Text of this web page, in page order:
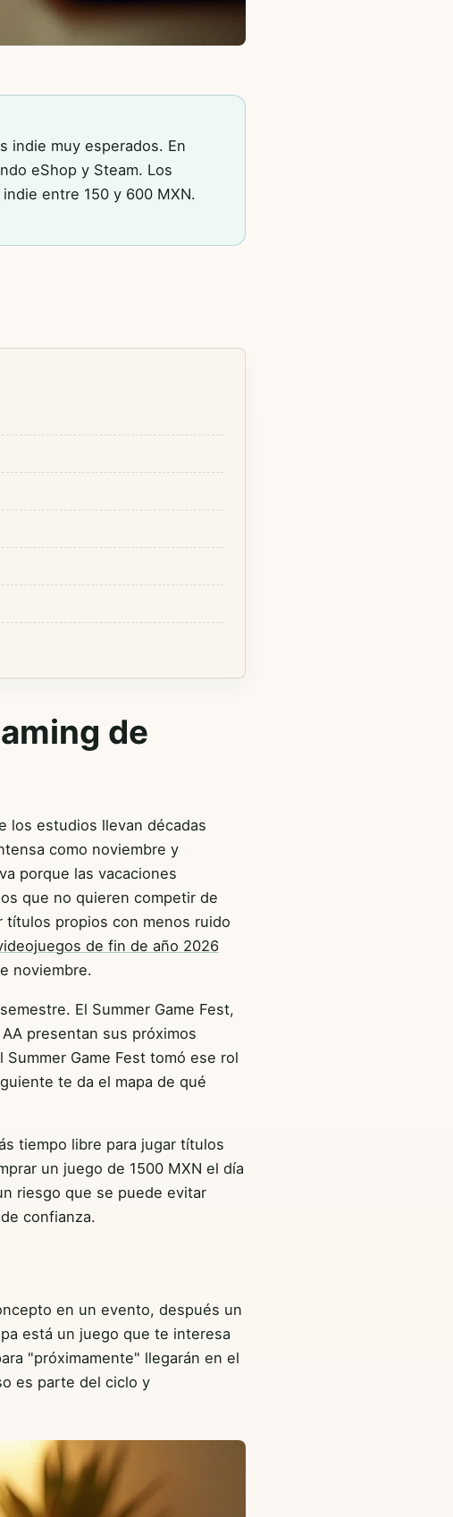
indie muy esperados. En
eShop y Steam. Los
entre 150 y 600 MXN.
de
los estudios llevan décadas
como noviembre y
porque las vacaciones
que no quieren competir de
títulos propios con menos ruido
de fin de año 2026
noviembre.
El Summer Game Fest,
presentan sus próximos
Game Fest tomó ese rol
te da el mapa de qué
tiempo libre para jugar títulos
un juego de 1500 MXN el día
riesgo que se puede evitar
confianza.
en un evento, después un
está un juego que te interesa
"próximamente" llegarán en el
es parte del ciclo y